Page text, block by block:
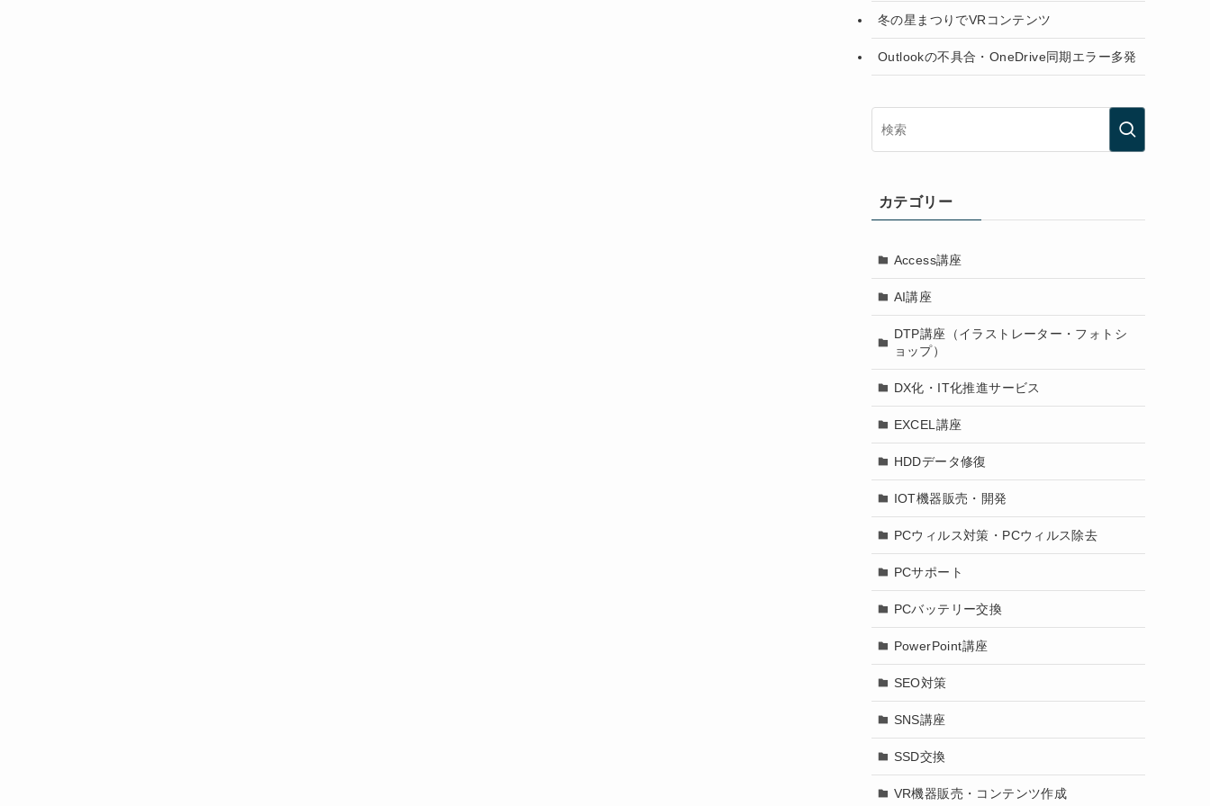
冬の星まつりでVRコンテンツ
Outlookの不具合・OneDrive同期エラー多発
カテゴリー
Access講座
AI講座
DTP講座（イラストレーター・フォトシ
ョップ）
DX化・IT化推進サービス
EXCEL講座
HDDデータ修復
IOT機器販売・開発
PCウィルス対策・PCウィルス除去
PCサポート
PCバッテリー交換
PowerPoint講座
SEO対策
SNS講座
SSD交換
VR機器販売・コンテンツ作成